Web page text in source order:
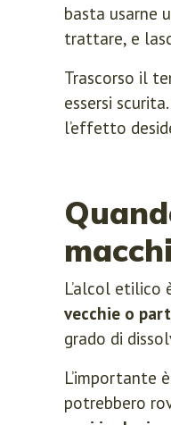
basta usarne
trattare, e
Trascorso il
essersi
l’effetto
L’alcol etilico
vecchie o
grado di
L’importante
potrebbero